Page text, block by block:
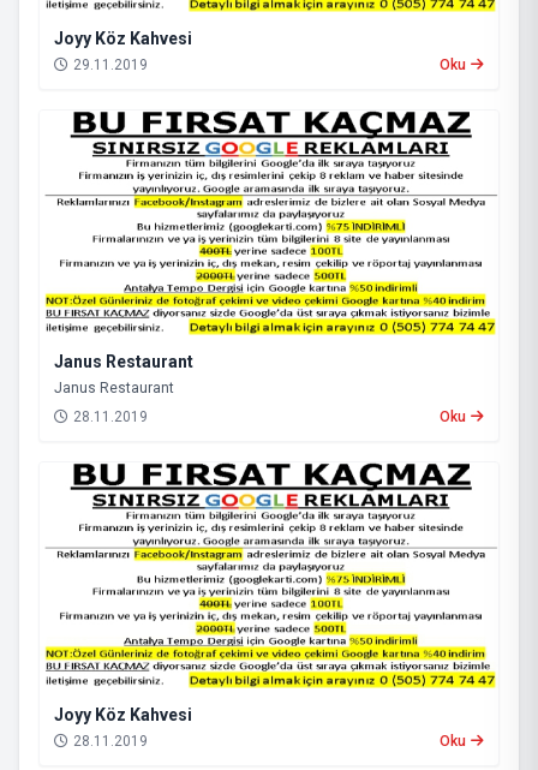
Joyy Köz Kahvesi
29.11.2019 Oku
Janus Restaurant
Janus Restaurant
28.11.2019
Oku
Joyy Köz Kahvesi
28.11.2019 Oku